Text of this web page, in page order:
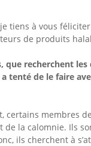
tiens à vous
de produits
que recherchent
tenté de le faire
certains membres
la calomnie. Ils
ils cherchent à